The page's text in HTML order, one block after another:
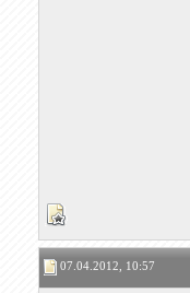
07.04.2012, 10:57